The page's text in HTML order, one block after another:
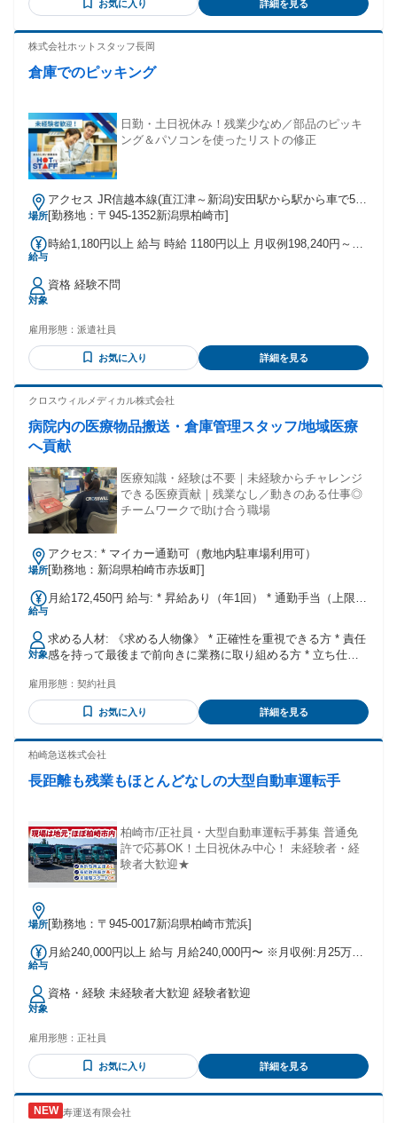
も多数活躍しています。 【先輩スタッフさんの職歴例】 全く
た方 ・コンビニやスーパーなどの販売接客をされていた方 ・
力等の事務をされていた方 ・短期で倉庫内作業をされていた
お気に入り 詳細を見る
株式会社ホットスタッフ長岡
倉庫でのピッキング
日勤・土日祝休み！残業少なめ／部品のピッキ
ング＆パソコンを使ったリストの修正
場所
アクセス JR信越本線(直江津～新潟)安田駅から駅から車で5分
駅から徒歩23分
[勤務地：〒945-1352新潟県柏崎市]
給与
時給1,180円以上 給与 時給 1180円以上 月収例198,240円～
支給
対象
資格 経験不問
雇用形態： 派遣社員
お気に入り 詳細を見る
クロスウィルメディカル株式会社
病院内の医療物品搬送・倉庫管理スタッフ/地域医療
へ貢献
医療知識・経験は不要｜未経験からチャレンジ
できる医療貢献｜残業なし／動きのある仕事◎
チームワークで助け合う職場
場所
アクセス: * マイカー通勤可（敷地内駐車場利用可）
[勤務地：新潟県柏崎市赤坂町]
給与
月給172,450円 給与: * 昇給あり（年1回） * 通勤手当（上限
対象
求める人材: 《求める人物像》 * 正確性を重視できる方 * 責任
感を持って最後まで前向きに業務に取り組める方 * 立ち仕事
順応できる方 * 基本的なPC操作（Word,Excel）ができる方
雇用形態： 契約社員
お気に入り 詳細を見る
柏崎急送株式会社
長距離も残業もほとんどなしの大型自動車運転手
柏崎市/正社員・大型自動車運転手募集 普通免
許で応募OK！土日祝休み中心！ 未経験者・経
験者大歓迎★
場所[勤務地：〒945-0017新潟県柏崎市荒浜]
給与
月給240,000円以上 給与 月給240,000円〜 ※月収例:月25万円
対象
資格・経験 未経験者大歓迎 経験者歓迎
雇用形態： 正社員
お気に入り 詳細を見る
寿運送有限会社